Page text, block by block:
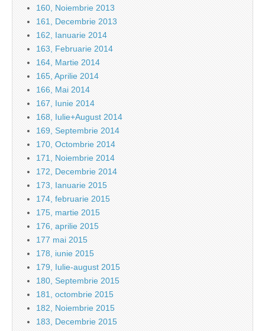
160, Noiembrie 2013
161, Decembrie 2013
162, Ianuarie 2014
163, Februarie 2014
164, Martie 2014
165, Aprilie 2014
166, Mai 2014
167, Iunie 2014
168, Iulie+August 2014
169, Septembrie 2014
170, Octombrie 2014
171, Noiembrie 2014
172, Decembrie 2014
173, Ianuarie 2015
174, februarie 2015
175, martie 2015
176, aprilie 2015
177 mai 2015
178, iunie 2015
179, Iulie-august 2015
180, Septembrie 2015
181, octombrie 2015
182, Noiembrie 2015
183, Decembrie 2015